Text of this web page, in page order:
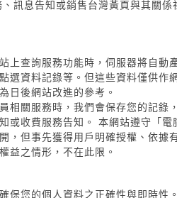
訊息告知或銷售台灣黃頁與其關
上查詢服務功能時，伺服器將自
選資料記錄等。但這些資料僅供作
日後網站改進的參考。
相關服務時，我們會保存您的記
或收費服務告知。 本網站遵守「
，但事先獲得用戶明確授權、依
益之情形，不在此限。
保您的個人資料之正確性與即時